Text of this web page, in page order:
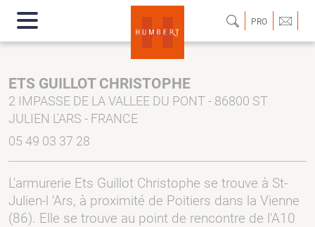
PRO
ETS GUILLOT CHRISTOPHE
2 IMPASSE DE LA VALLEE DU PONT - 86800 ST
JULIEN L'ARS - FRANCE
05 49 03 37 28
L'armurerie Ets Guillot Christophe se trouve à St-
Julien-l ‘Ars, à proximité de Poitiers dans la Vienne
(86). Elle se trouve au point de rencontre de l'A10